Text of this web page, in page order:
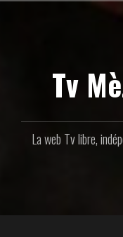
Tv
La web Tv libre,